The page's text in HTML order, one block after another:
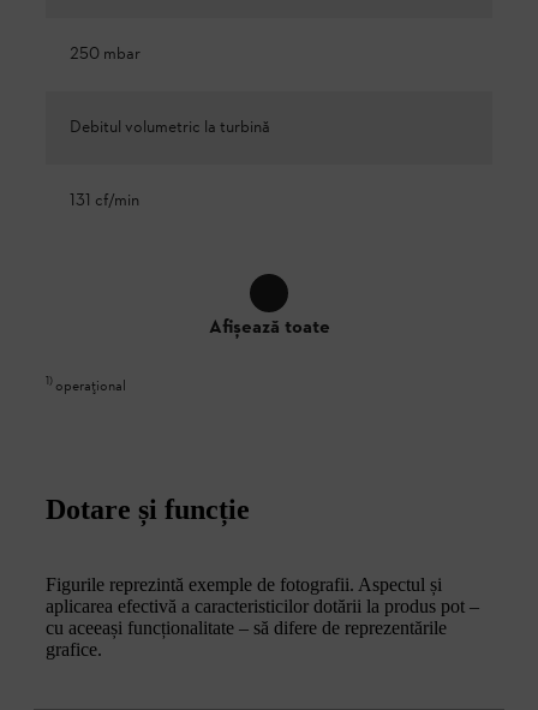
250 mbar
Debitul volumetric la turbină
131 cf/min
Afișează toate
1) operațional
Dotare și funcție
Figurile reprezintă exemple de fotografii. Aspectul și
aplicarea efectivă a caracteristicilor dotării la produs pot –
cu aceeași funcționalitate – să difere de reprezentările
grafice.